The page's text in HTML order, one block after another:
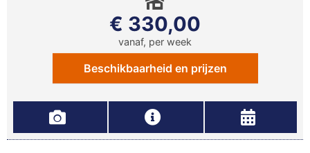
€ 330,00
vanaf, per week
Beschikbaarheid en prijzen